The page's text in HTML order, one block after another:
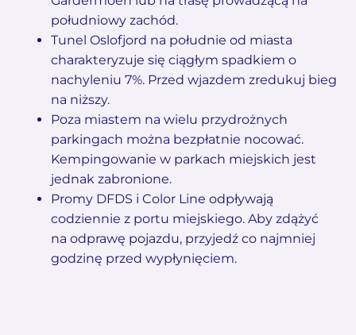
południowy zachód.
Tunel Oslofjord na południe od miasta
charakteryzuje się ciągłym spadkiem o
nachyleniu 7%. Przed wjazdem zredukuj bieg
na niższy.
Poza miastem na wielu przydrożnych
parkingach można bezpłatnie nocować.
Kempingowanie w parkach miejskich jest
jednak zabronione.
Promy DFDS i Color Line odpływają
codziennie z portu miejskiego. Aby zdążyć
na odprawę pojazdu, przyjedź co najmniej
godzinę przed wypłynięciem.